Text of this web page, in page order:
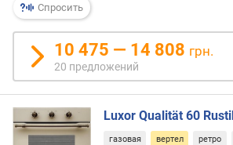
а
н
я
м
м
)
Спросить
10 475 — 14 808 грн.
20 предложений
Luxor Qualität 60
газовая вертел ретро